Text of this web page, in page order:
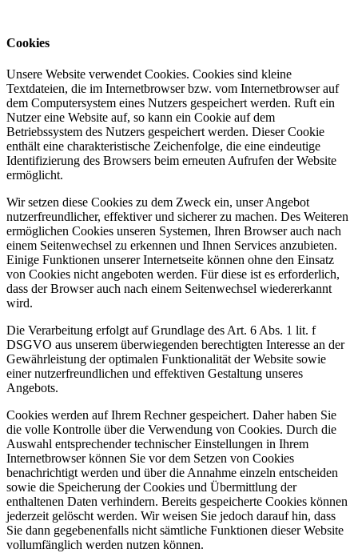
Cookies
Unsere Website verwendet Cookies. Cookies sind kleine
Textdateien, die im Internetbrowser bzw. vom Internetbrowser auf
dem Computersystem eines Nutzers gespeichert werden. Ruft ein
Nutzer eine Website auf, so kann ein Cookie auf dem
Betriebssystem des Nutzers gespeichert werden. Dieser Cookie
enthält eine charakteristische Zeichenfolge, die eine eindeutige
Identifizierung des Browsers beim erneuten Aufrufen der Website
ermöglicht.
Wir setzen diese Cookies zu dem Zweck ein, unser Angebot
nutzerfreundlicher, effektiver und sicherer zu machen. Des Weiteren
ermöglichen Cookies unseren Systemen, Ihren Browser auch nach
einem Seitenwechsel zu erkennen und Ihnen Services anzubieten.
Einige Funktionen unserer Internetseite können ohne den Einsatz
von Cookies nicht angeboten werden. Für diese ist es erforderlich,
dass der Browser auch nach einem Seitenwechsel wiedererkannt
wird.
Die Verarbeitung erfolgt auf Grundlage des Art. 6 Abs. 1 lit. f
DSGVO aus unserem überwiegenden berechtigten Interesse an der
Gewährleistung der optimalen Funktionalität der Website sowie
einer nutzerfreundlichen und effektiven Gestaltung unseres
Angebots.
Cookies werden auf Ihrem Rechner gespeichert. Daher haben Sie
die volle Kontrolle über die Verwendung von Cookies. Durch die
Auswahl entsprechender technischer Einstellungen in Ihrem
Internetbrowser können Sie vor dem Setzen von Cookies
benachrichtigt werden und über die Annahme einzeln entscheiden
sowie die Speicherung der Cookies und Übermittlung der
enthaltenen Daten verhindern. Bereits gespeicherte Cookies können
jederzeit gelöscht werden. Wir weisen Sie jedoch darauf hin, dass
Sie dann gegebenenfalls nicht sämtliche Funktionen dieser Website
vollumfänglich werden nutzen können.